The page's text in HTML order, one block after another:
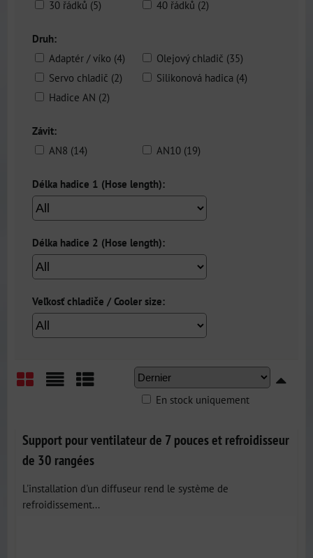
30 řádků (5)
40 řádků (2)
Druh:
Adaptér / víko (4)
Olejový chladič (35)
Servo chladič (2)
Silikonová hadica (4)
Hadice AN (2)
Závit:
AN8 (14)
AN10 (19)
Délka hadice 1 (Hose length):
Délka hadice 2 (Hose length):
Veľkosť chladiče / Cooler size:
En stock uniquement
Support pour ventilateur de 7 pouces et refroidisseur
de 30 rangées
L'installation d'un diffuseur rend le système de
refroidissement...